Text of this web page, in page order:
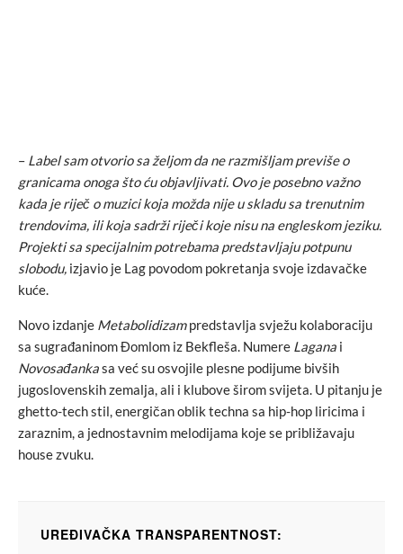
– Label sam otvorio sa željom da ne razmišljam previše o
granicama onoga što ću objavljivati. Ovo je posebno važno
kada je riječ o muzici koja možda nije u skladu sa trenutnim
trendovima, ili koja sadrži riječi koje nisu na engleskom jeziku.
Projekti sa specijalnim potrebama predstavljaju potpunu
slobodu, izjavio je Lag povodom pokretanja svoje izdavačke
kuće.
Novo izdanje Metabolidizampredstavlja svježu kolaboraciju
sa sugrađaninom Đomlom iz Bekfleša. Numere Lagana i
Novosađankasa već su osvojile plesne podijume bivših
jugoslovenskih zemalja, ali i klubove širom svijeta. U pitanju je
ghetto-tech stil, energičan oblik techna sa hip-hop liricima i
zaraznim, a jednostavnim melodijama koje se približavaju
house zvuku.
UREĐIVAČKA TRANSPARENTNOST: